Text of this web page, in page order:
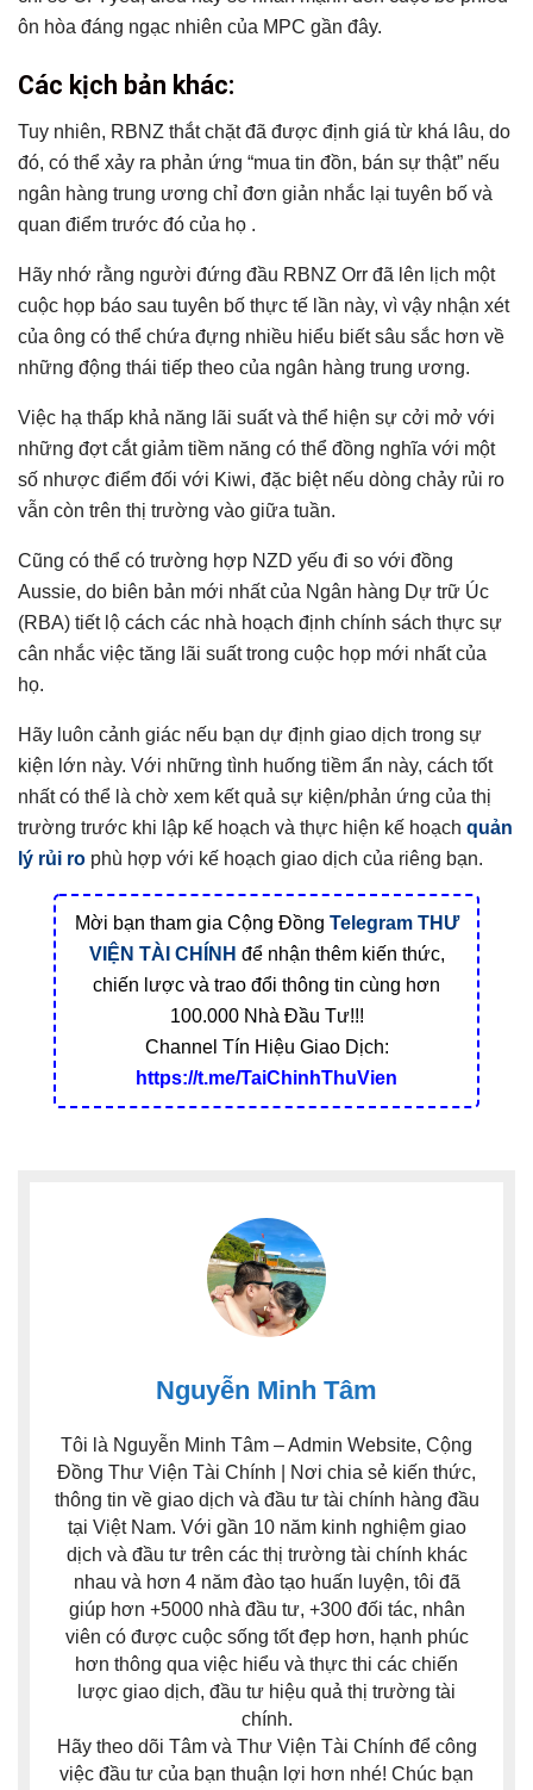
ôn hòa đáng ngạc nhiên của MPC gần đây.
Các kịch bản khác:
Tuy nhiên, RBNZ thắt chặt đã được định giá từ khá lâu, do
đó, có thể xảy ra phản ứng “mua tin đồn, bán sự thật” nếu
ngân hàng trung ương chỉ đơn giản nhắc lại tuyên bố và
quan điểm trước đó của họ .
Hãy nhớ rằng người đứng đầu RBNZ Orr đã lên lịch một
cuộc họp báo sau tuyên bố thực tế lần này, vì vậy nhận xét
của ông có thể chứa đựng nhiều hiểu biết sâu sắc hơn về
những động thái tiếp theo của ngân hàng trung ương.
Việc hạ thấp khả năng lãi suất và thể hiện sự cởi mở với
những đợt cắt giảm tiềm năng có thể đồng nghĩa với một
số nhược điểm đối với Kiwi, đặc biệt nếu dòng chảy rủi ro
vẫn còn trên thị trường vào giữa tuần.
Cũng có thể có trường hợp NZD yếu đi so với đồng
Aussie, do biên bản mới nhất của Ngân hàng Dự trữ Úc
(RBA) tiết lộ cách các nhà hoạch định chính sách thực sự
cân nhắc việc tăng lãi suất trong cuộc họp mới nhất của
họ.
Hãy luôn cảnh giác nếu bạn dự định giao dịch trong sự
kiện lớn này. Với những tình huống tiềm ẩn này, cách tốt
nhất có thể là chờ xem kết quả sự kiện/phản ứng của thị
trường trước khi lập kế hoạch và thực hiện kế hoạch quản
lý rủi ro phù hợp với kế hoạch giao dịch của riêng bạn.
Mời bạn tham gia Cộng Đồng Telegram THƯ
VIỆN TÀI CHÍNH để nhận thêm kiến thức,
chiến lược và trao đổi thông tin cùng hơn
100.000 Nhà Đầu Tư!!!
Channel Tín Hiệu Giao Dịch:
https://t.me/TaiChinhThuVien
Nguyễn Minh Tâm
Tôi là Nguyễn Minh Tâm – Admin Website, Cộng
Đồng Thư Viện Tài Chính | Nơi chia sẻ kiến thức,
thông tin về giao dịch và đầu tư tài chính hàng đầu
tại Việt Nam. Với gần 10 năm kinh nghiệm giao
dịch và đầu tư trên các thị trường tài chính khác
nhau và hơn 4 năm đào tạo huấn luyện, tôi đã
giúp hơn +5000 nhà đầu tư, +300 đối tác, nhân
viên có được cuộc sống tốt đẹp hơn, hạnh phúc
hơn thông qua việc hiểu và thực thi các chiến
lược giao dịch, đầu tư hiệu quả thị trường tài
chính.
Hãy theo dõi Tâm và Thư Viện Tài Chính để công
việc đầu tư của bạn thuận lợi hơn nhé! Chúc bạn